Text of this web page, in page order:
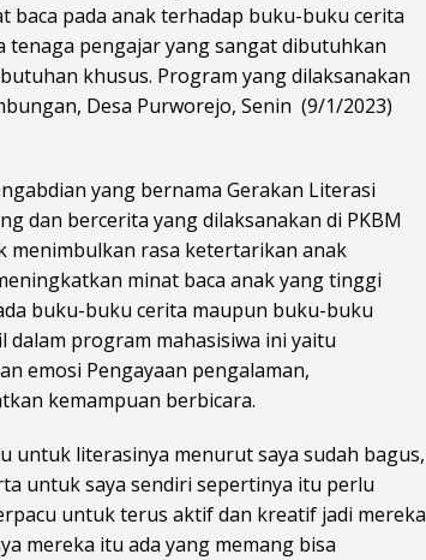
baca pada anak terhadap buku-buku cerita
tenaga pengajar yang sangat dibutuhkan
khusus. Program yang dilaksanakan
Desa Purworejo, Senin (9/1/2023)
yang bernama Gerakan Literasi
dan bercerita yang dilaksanakan di PKBM
rasa ketertarikan anak
minat baca anak yang tinggi
buku-buku cerita maupun buku-buku
dalam program mahasisiwa ini yaitu
emosi Pengayaan pengalaman,
kemampuan berbicara.
untuk literasinya menurut saya sudah bagus,
untuk saya sendiri sepertinya itu perlu
untuk terus aktif dan kreatif jadi mereka
mereka itu ada yang memang bisa